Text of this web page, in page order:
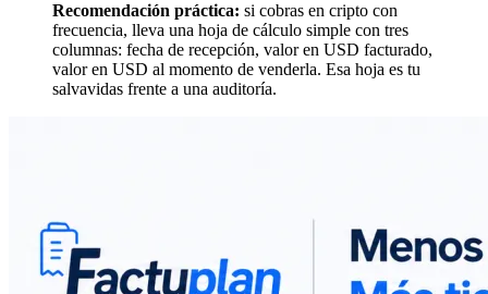
Recomendación práctica: si cobras en cripto con
frecuencia, lleva una hoja de cálculo simple con tres
columnas: fecha de recepción, valor en USD facturado,
valor en USD al momento de venderla. Esa hoja es tu
salvavidas frente a una auditoría.